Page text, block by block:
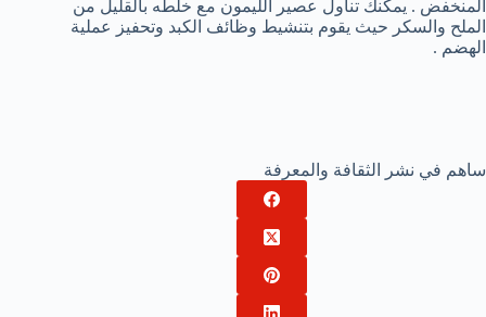
المنخفض . يمكنك تناول عصير الليمون مع خلطه بالقليل من
الملح والسكر حيث يقوم بتنشيط وظائف الكبد وتحفيز عملية
الهضم .
ساهم في نشر الثقافة والمعرفة